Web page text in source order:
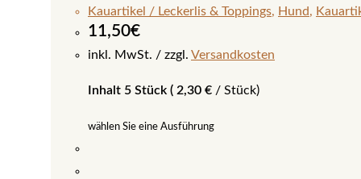
Kauartikel / Leckerlis & Toppings, Hund,
11,50€
inkl. MwSt. zzgl. Versandkosten
Inhalt 5 Stück ( 2,30 € / Stück)
wählen Sie eine Ausführung